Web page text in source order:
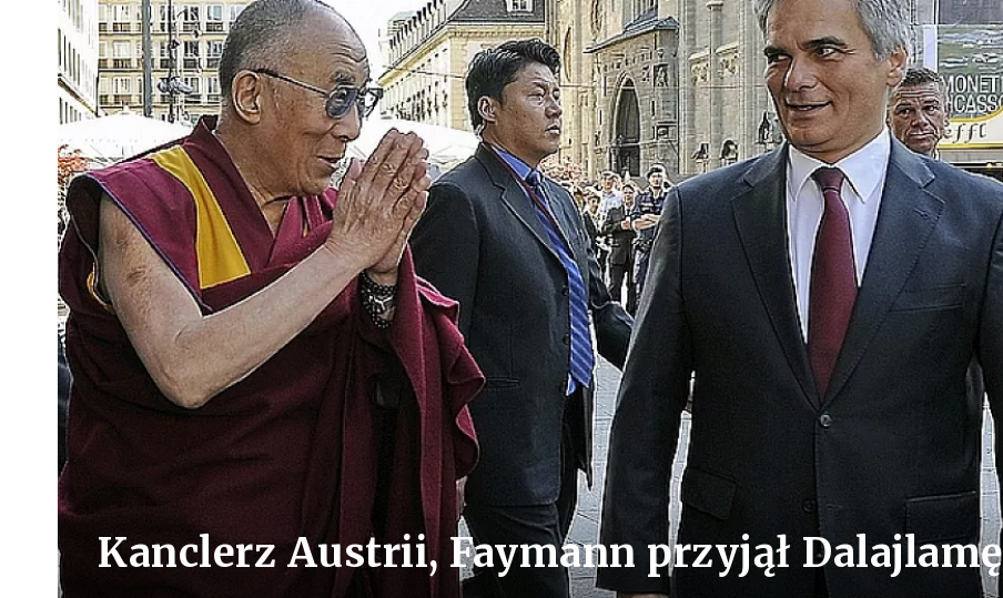
Kanclerz Austrii, Faymann przyjął Dalajlamę